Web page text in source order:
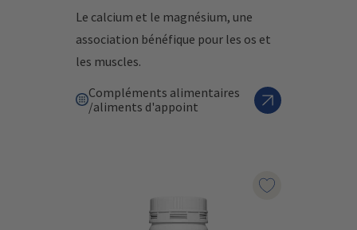
Le calcium et le magnésium, une
association bénéfique pour les os et
les muscles.
Compléments alimentaires
/aliments d'appoint
Marqueur le